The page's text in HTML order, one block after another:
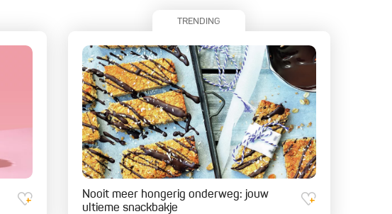
TRENDING
Nooit meer hongerig onderweg: jouw
ultieme snackbakje